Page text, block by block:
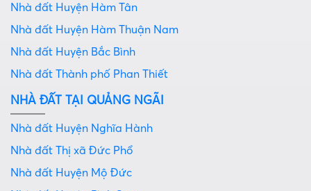
Nhà đất Huyện Hàm Tân
Nhà đất Huyện Hàm Thuận Nam
Nhà đất Huyện Bắc Bình
Nhà đất Thành phố Phan Thiết
NHÀ ĐẤT TẠI QUẢNG NGÃI
Nhà đất Huyện Nghĩa Hành
Nhà đất Thị xã Đức Phổ
Nhà đất Huyện Mộ Đức